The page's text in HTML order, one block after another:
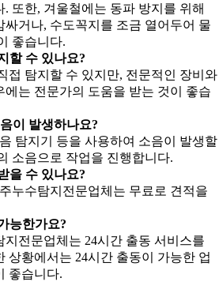
또한, 겨울철에는 동파 방지를 위해
싸거나, 수도꼭지를 조금 열어두어 물
좋습니다.
할 수 있나요?
접 탐지할 수 있지만, 전문적인 장비와
에는 전문가의 도움을 받는 것이 좋습
이 발생하나요?
탐지기 등을 사용하여 소음이 발생할
소음으로 작업을 진행합니다.
을 수 있나요?
누수탐지전문업체는 무료로 견적을
능한가요?
지전문업체는 24시간 출동 서비스를
상황에서는 24시간 출동이 가능한 업
좋습니다.